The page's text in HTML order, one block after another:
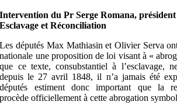
Intervention du Pr Serge Romana,
Esclavage et Réconciliation
Les députés Max Mathiasin et Olivier Serva
nationale une proposition de loi visant à «
que ce texte, consubstantiel à l’esclavage,
depuis le 27 avril 1848, il n’a jamais été
députés estiment donc important que la
procède officiellement à cette abrogation